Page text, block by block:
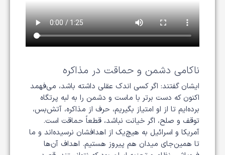
ناکامی دشمن و حماقت در مذاکره
ایشان گفتند: اگر کسی اندک عقلی داشته باشد، می‌فهمد
اکنون که دست برتر با ماست و دشمن را به لبه پرتگاه
برده‌ایم تا از او امتیاز بگیریم، حرف از مذاکره، آتش‌بس،
توقف و صلح، اگر خیانت نباشد، قطعاً حماقت است.
آمریکا و اسرائیل به هیچ‌یک از اهدافشان نرسیده‌اند و ما
تا همین‌جای میدان هم پیروز هستیم. اهداف آن‌ها